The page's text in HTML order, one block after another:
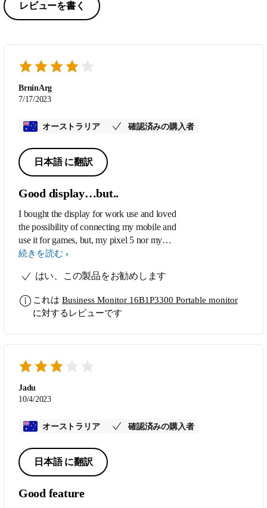
レビューを書く
BrninArg
7/17/2023
オーストラリア 確認済みの購入者
日本語 に翻訳
Good display…but..
I bought the display for work use and loved
the possibility of connecting my mobile and
use it for games, but, my pixel 5 nor my
apple 11 or IPad 2022 will connect.There is
disappointed because can not use it for
for work.
続きを読む
はい、この製品をお勧めします
これは Business Monitor 16B1P3300 Portable monitor
に対するレビューです
Jadu
10/4/2023
オーストラリア 確認済みの購入者
日本語 に翻訳
Good feature